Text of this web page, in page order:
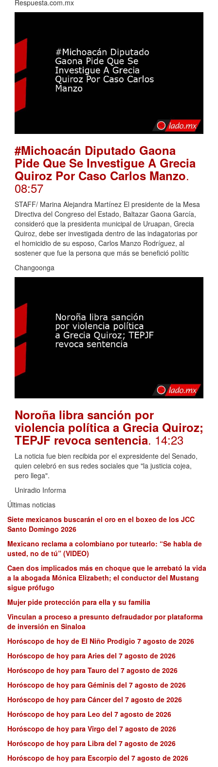
Respuesta.com.mx
#Michoacán Diputado Gaona
Pide Que Se Investigue A Grecia
Quiroz Por Caso Carlos Manzo.
08:57
STAFF/ Marina Alejandra Martínez El presidente de la Mesa
Directiva del Congreso del Estado, Baltazar Gaona García,
consideró que la presidenta municipal de Uruapan, Grecia
Quiroz, debe ser investigada dentro de las indagatorias por
el homicidio de su esposo, Carlos Manzo Rodríguez, al
sostener que fue la persona que más se benefició polític
Changoonga
Noroña libra sanción por
violencia política a Grecia Quiroz;
TEPJF revoca sentencia. 14:23
La noticia fue bien recibida por el expresidente del Senado,
quien celebró en sus redes sociales que "la justicia cojea,
pero llega".
Uniradio Informa
Últimas noticias
Siete mexicanos buscarán el oro en el boxeo de los JCC
Santo Domingo 2026
Mexicano reclama a colombiano por tutearlo: “Se habla de
usted, no de tú” (VIDEO)
Caen dos implicados más en choque que le arrebató la vida
a la abogada Mónica Elizabeth; el conductor del Mustang
sigue prófugo
Mujer pide protección para ella y su familia
Vinculan a proceso a presunto defraudador por plataforma
de inversión en Sinaloa
Horóscopo de hoy de El Niño Prodigio 7 agosto de 2026
Horóscopo de hoy para Aries del 7 agosto de 2026
Horóscopo de hoy para Tauro del 7 agosto de 2026
Horóscopo de hoy para Géminis del 7 agosto de 2026
Horóscopo de hoy para Cáncer del 7 agosto de 2026
Horóscopo de hoy para Leo del 7 agosto de 2026
Horóscopo de hoy para Virgo del 7 agosto de 2026
Horóscopo de hoy para Libra del 7 agosto de 2026
Horóscopo de hoy para Escorpio del 7 agosto de 2026